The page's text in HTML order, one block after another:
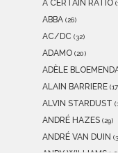
A CERTAIN RATIO
ABBA (26)
AC/DC (32)
ADAMO (20)
ADÈLE
ALAIN BARRIERE
ALVIN STARDUST
ANDRÉ HAZES (29)
ANDRÉ VAN DUIN